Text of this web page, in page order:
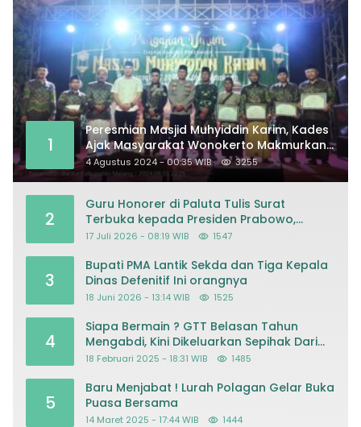
1
Peresmian Masjid Muhyiddin Karim, Kades
Ajak Masyarakat Wonokerto Makmurkan
Masjid
4 Agustus 2024 - 00:35 WIB 3255
2
Guru Honorer di Paluta Tulis Surat
Terbuka kepada Presiden Prabowo,
Mohon Keadilan atas Dugaan
17 Juli 2026 - 08:19 WIB 1547
3
Bupati PMA Lantik Sekda dan Tiga Kepala
Dinas Defenitif Ini orangnya
18 Juni 2026 - 13:14 WIB 1525
4
Siapa Bermain ? GTT Belasan Tahun
Mengabdi, Kini Dikeluarkan Sepihak Dari
Dapodik
18 Februari 2025 - 18:31 WIB 1485
5
Baru Menjabat ! Lurah Polagan Gelar Buka
Puasa Bersama
14 Maret 2025 - 17:44 WIB 1444